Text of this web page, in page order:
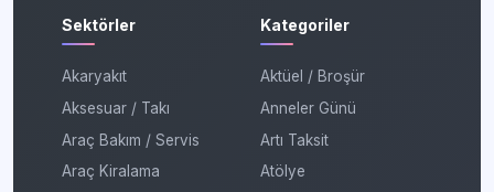
Sektörler
Akaryakıt
Aksesuar / Takı
Araç Bakım / Servis
Araç Kiralama
Kategoriler
Aktüel / Broşür
Anneler Günü
Artı Taksit
Atölye